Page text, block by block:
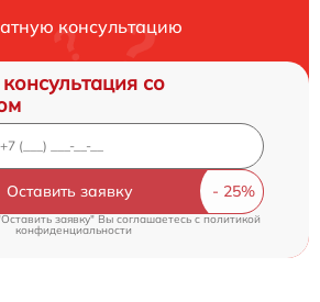
консультацию
со
Оставить заявку
заявку" Вы соглашаетесь cполитикой
конфиденциальности